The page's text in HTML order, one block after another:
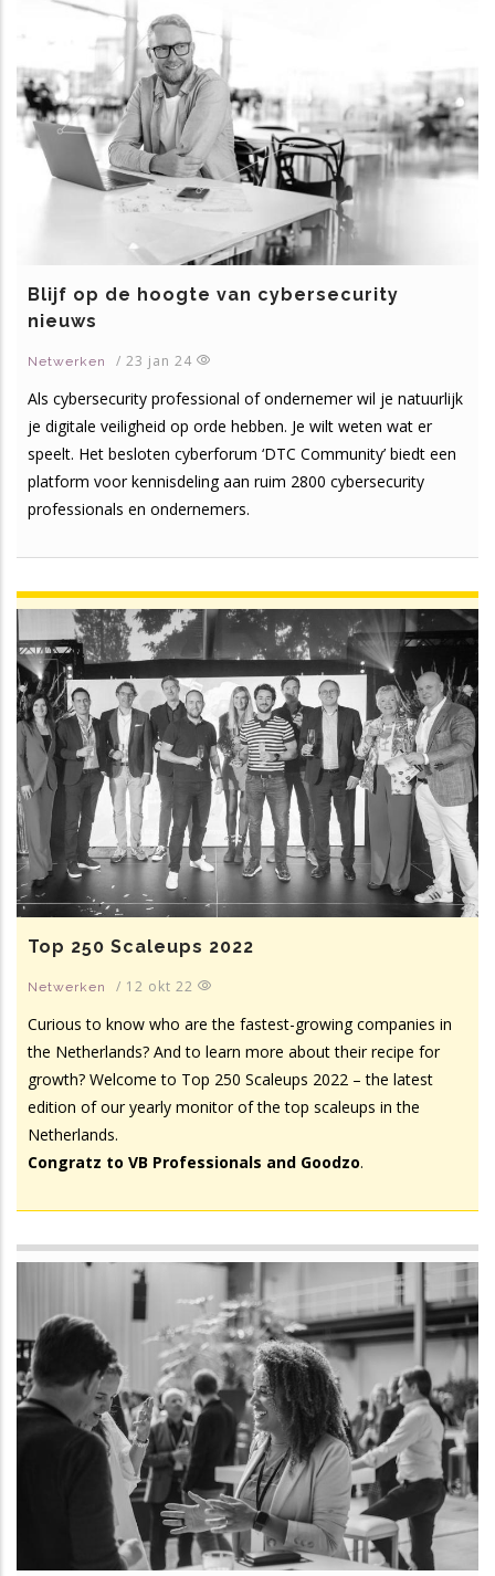
Blijf op de hoogte van cybersecurity
nieuws
Netwerken / 23 jan 24
Als cybersecurity professional of ondernemer wil je natuurlijk
je digitale veiligheid op orde hebben. Je wilt weten wat er
speelt. Het besloten cyberforum ‘DTC Community’ biedt een
platform voor kennisdeling aan ruim 2800 cybersecurity
professionals en ondernemers.
Top 250 Scaleups 2022
Netwerken / 12 okt 22
Curious to know who are the fastest-growing companies in
the Netherlands? And to learn more about their recipe for
growth? Welcome to Top 250 Scaleups 2022 – the latest
edition of our yearly monitor of the top scaleups in the
Netherlands.
Congratz to VB Professionals and Goodzo.